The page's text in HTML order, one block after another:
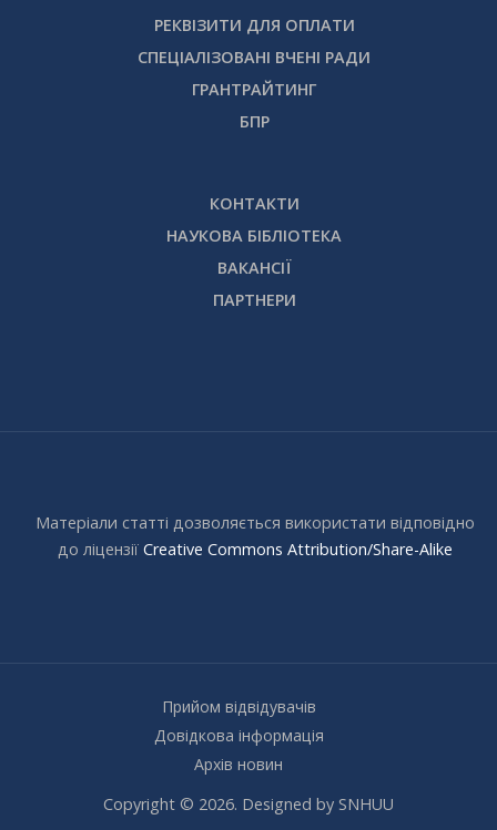
РЕКВІЗИТИ ДЛЯ ОПЛАТИ
СПЕЦІАЛІЗОВАНІ ВЧЕНІ РАДИ
ГРАНТРАЙТИНГ
БПР
КОНТАКТИ
НАУКОВА БІБЛІОТЕКА
ВАКАНСІЇ
ПАРТНЕРИ
Матеріали статті дозволяється використати відповідно
до ліцензії Creative Commons Attribution/Share-Alike
Прийом відвідувачів
Довідкова інформація
Архів новин
Copyright © 2026. Designed by SNHUU